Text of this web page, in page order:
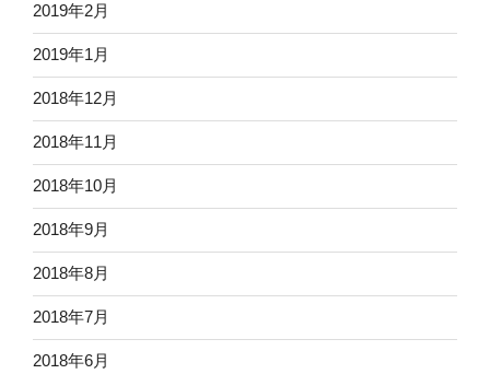
2019年2月
2019年1月
2018年12月
2018年11月
2018年10月
2018年9月
2018年8月
2018年7月
2018年6月